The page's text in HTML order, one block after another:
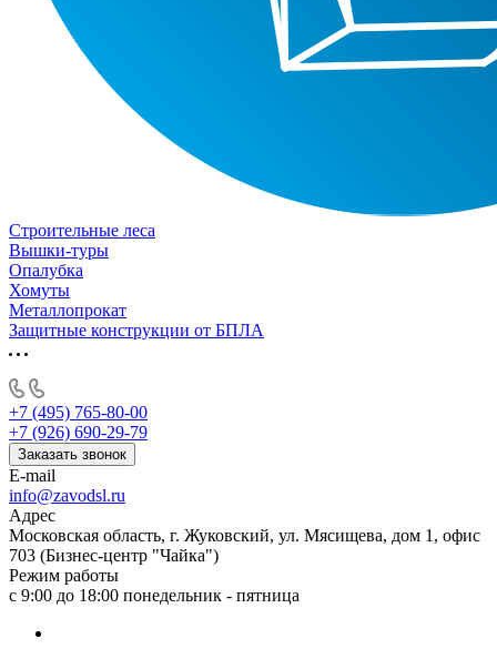
Строительные леса
Вышки-туры
Опалубка
Хомуты
Металлопрокат
Защитные конструкции от БПЛА
+7 (495) 765-80-00
+7 (926) 690-29-79
Заказать звонок
E-mail
info@zavodsl.ru
Адрес
Московская область, г. Жуковский, ул. Мясищева, дом 1, офис
703 (Бизнес-центр "Чайка")
Режим работы
с 9:00 до 18:00 понедельник - пятница